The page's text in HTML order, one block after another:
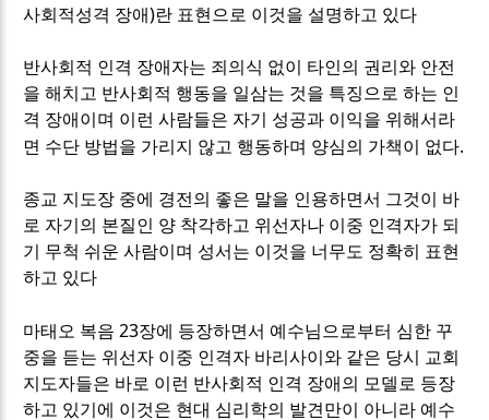
사회적성격 장애)란 표현으로 이것을 설명하고 있다
반사회적 인격 장애자는 죄의식 없이 타인의 권리와 안전
을 해치고 반사회적 행동을 일삼는 것을 특징으로 하는 인
격 장애이며 이런 사람들은 자기 성공과 이익을 위해서라
면 수단 방법을 가리지 않고 행동하며 양심의 가책이 없다.
종교 지도장 중에 경전의 좋은 말을 인용하면서 그것이 바
로 자기의 본질인 양 착각하고 위선자나 이중 인격자가 되
기 무척 쉬운 사람이며 성서는 이것을 너무도 정확히 표현
하고 있다
마태오 복음 23장에 등장하면서 예수님으로부터 심한 꾸
중을 듣는 위선자 이중 인격자 바리사이와 같은 당시 교회
지도자들은 바로 이런 반사회적 인격 장애의 모델로 등장
하고 있기에 이것은 현대 심리학의 발견만이 아니라 예수